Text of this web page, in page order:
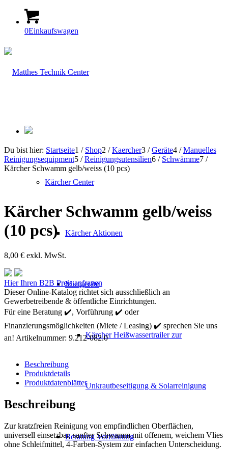
0Einkaufswagen
Kärcher Center
Kärcher Aktionen
Mietgeräte
Kärcher Heißwassertrailer zur
Unkrautbeseitigung & Solarreinigung
Beratung Vorführung
Du bist hier: Startseite1 / Shop2 / Kaercher3 / Geräte4 / Manuelles
Reinigungsequipment5 / Reinigungsutensilien6 / Schwämme7 /
Kärcher Schwamm gelb/weiss (10 pcs)
Kärcher Schwamm gelb/weiss
(10 pcs)
8,00 € exkl. MwSt.
Kärcher
Schwamm
gelb/weiss
(10
Menge
Hier Ihren B2B Preis anfragen
Dieser Online-Katalog richtet sich ausschließlich an
Gewerbetreibende & öffentliche Einrichtungen.
Für eine Beratung ✔️, Vorführung ✔️ oder
Finanzierungsmöglichkeiten (Miete / Leasing) ✔️ sprechen Sie uns
an! Artikelnummer: 9.212-082.0
Beschreibung
Produktdetails
Produktdatenblätter
Beschreibung
Zur kratzfreien Reinigung von empfindlichen Oberflächen,
universell einsetzbar, sanfter Schwamm mit offenem, weichem Vlies
ohne Schleifmittel, 4-Farben-System zur einfachen Unterscheidung.